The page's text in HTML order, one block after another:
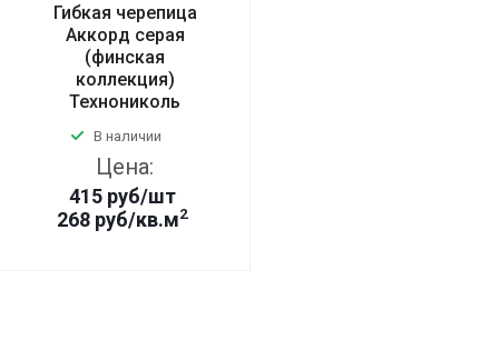
Гибкая черепица
Аккорд серая
(финская
коллекция)
Технониколь
В наличии
Цена:
415 руб/шт
268 руб/кв.м2